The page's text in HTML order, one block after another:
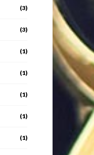
(3)
(3)
(1)
(1)
(1)
(1)
(1)